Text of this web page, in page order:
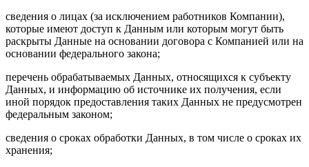
сведения о лицах (за исключением работников Компании),
которые имеют доступ к Данным или которым могут быть
раскрыты Данные на основании договора с Компанией или на
основании федерального закона;
перечень обрабатываемых Данных, относящихся к субъекту
Данных, и информацию об источнике их получения, если
иной порядок предоставления таких Данных не предусмотрен
федеральным законом;
сведения о сроках обработки Данных, в том числе о сроках их
хранения;